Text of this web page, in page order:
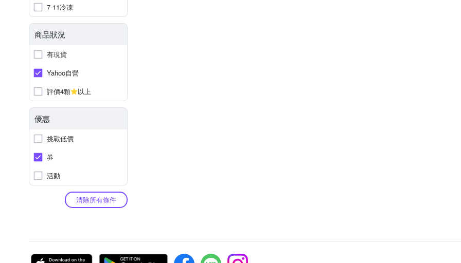
7-11冷凍
商品狀況
有現貨
Yahoo自營
評價4顆
以上
優惠
挑戰低價
券
活動
清除所有條件